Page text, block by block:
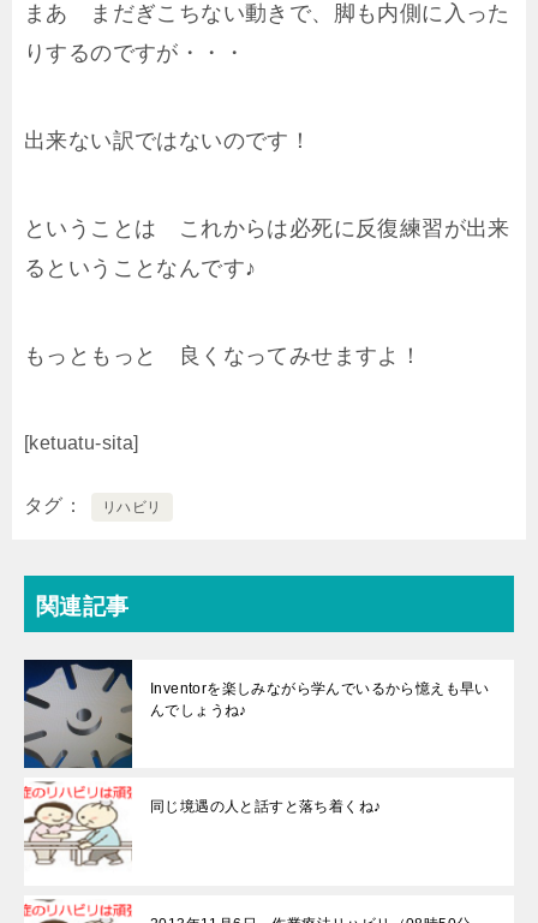
まあ まだぎこちない動きで、脚も内側に入った
りするのですが・・・
出来ない訳ではないのです！
ということは これからは必死に反復練習が出来
るということなんです♪
もっともっと 良くなってみせますよ！
[ketuatu-sita]
タグ リハビリ
関連記事
Inventorを楽しみながら学んでいるから憶えも早い
んでしょうね♪
同じ境遇の人と話すと落ち着くね♪